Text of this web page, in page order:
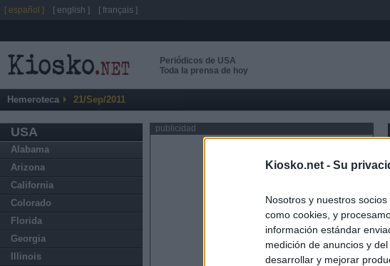
Kiosko.net - Su
Nosotros y nuestros
como cookies, y
información estándar
medición de anuncios y
desarrollar y mejorar
Periódicos de USA
Toda la prensa de hoy
Hemeroteca 21/Sep/2011
USA
Alabama
Arizona
California
Colorado
Florida
Georgia
Illinois
publicidad
[ español ] [ english ] [ français ]